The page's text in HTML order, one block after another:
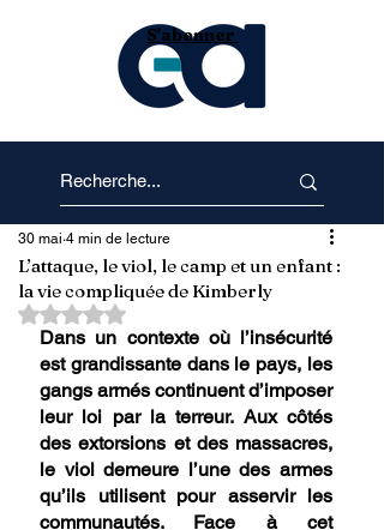
S'abonner
L’attaque, le viol, le camp et un enfant :
la vie compliquée de Kimberly
30 mai 4 min de lecture
Noté NaN étoiles sur 5.
Dans un contexte où l’insécurité
est grandissante dans le pays, les
gangs armés continuent d’imposer
leur loi par la terreur. Aux côtés
des extorsions et des massacres,
le viol demeure l’une des armes
qu’ils utilisent pour asservir les
communautés. Face à cet